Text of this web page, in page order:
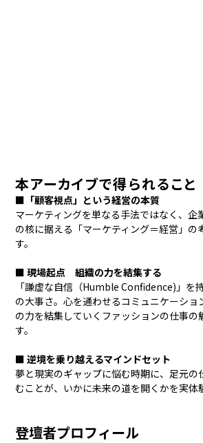
本アーカイブで得られること
■ 「顧客視点」という経営の本質
マーケティングを単なる手法ではなく、企
の核に据える「マーケティング＝経営」の
す。
■現場起点 組織の力を結集する
「謙虚な自信（Humble Confidence)」を
の大事さ。心を通わせるコミュニケーショ
の力を結集していくファッションの仕事の
す。
■逆境を乗り越えるマインドセット
夢と現実のギャップに悩む時期に、足元の
むことが、いかに未来の道を開くかを実体
登壇者プロフィール